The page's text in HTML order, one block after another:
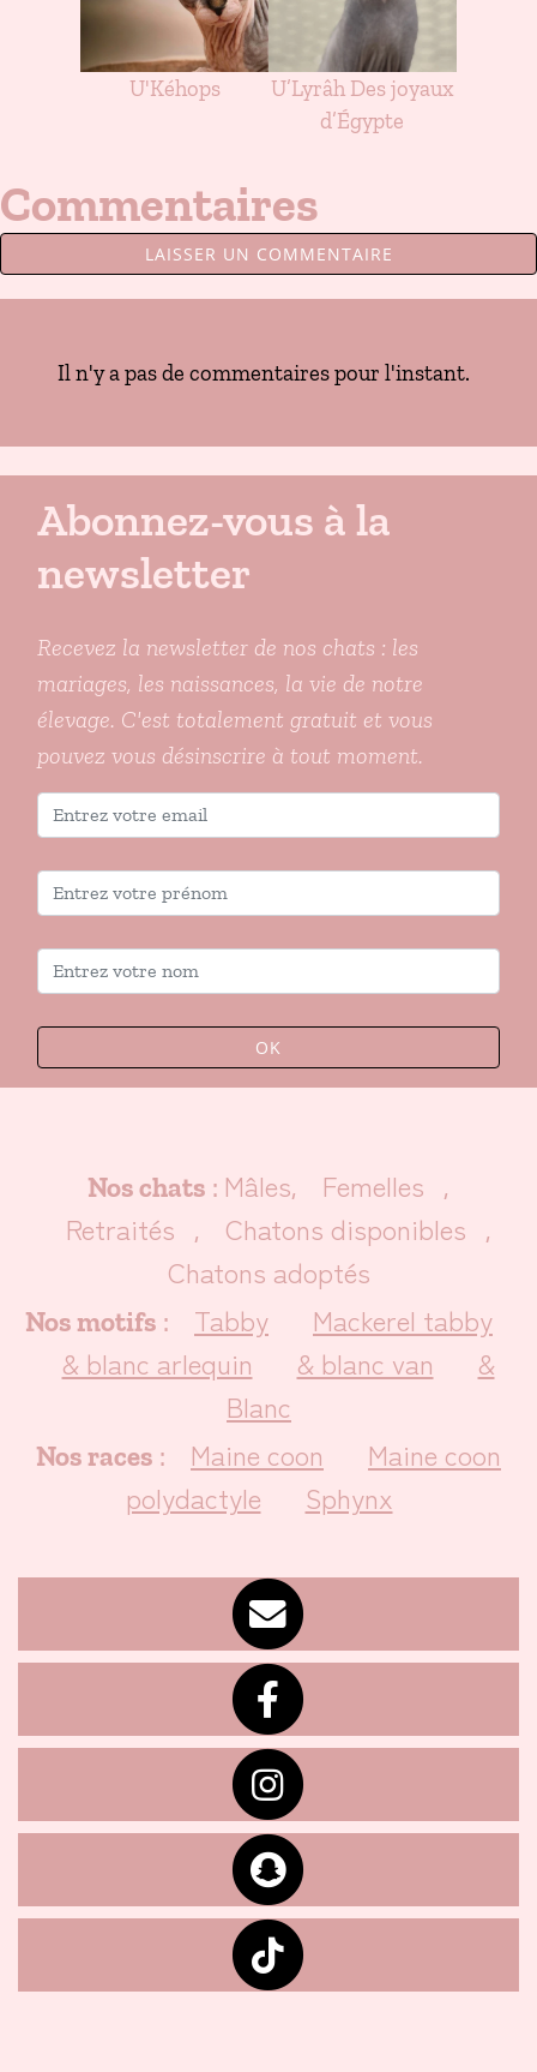
U'Kéhops
U’Lyrâh Des joyaux
d’Égypte
Commentaires
LAISSER UN COMMENTAIRE
Il n'y a pas de commentaires pour l'instant.
Abonnez-vous à la
newsletter
Recevez la newsletter de nos chats : les
mariages, les naissances, la vie de notre
élevage. C'est totalement gratuit et vous
pouvez vous désinscrire à tout moment.
OK
Nos chats : Mâles, Femelles ,
Retraités , Chatons disponibles ,
Chatons adoptés
Nos motifs : Tabby
Mackerel tabby
& blanc arlequin
& blanc van
&
Blanc
Nos races : Maine coon
Maine coon
polydactyle
Sphynx